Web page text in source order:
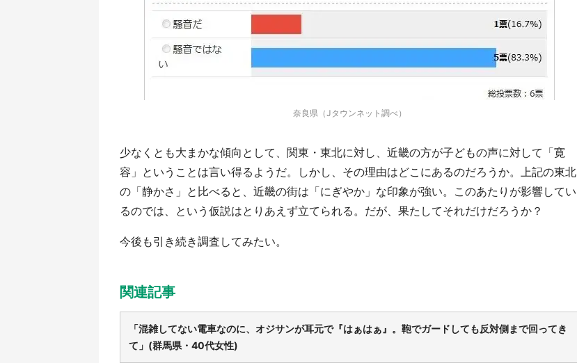
奈良県（Jタウンネット調べ）
少なくとも大まかな傾向として、関東・東北に対し、近畿の方が子どもの声に対して「寛
容」ということは言い得るようだ。しかし、その理由はどこにあるのだろうか。上記の東北
の「静かさ」と比べると、近畿の街は「にぎやか」な印象が強い。このあたりが影響してい
るのでは、という仮説はとりあえず立てられる。だが、果たしてそれだけだろうか？
今後も引き続き調査してみたい。
関連記事
「混雑してない電車なのに、オジサンが耳元で『はぁはぁ』。鞄でガードしても反対側まで回ってき
て」(群馬県・40代女性)